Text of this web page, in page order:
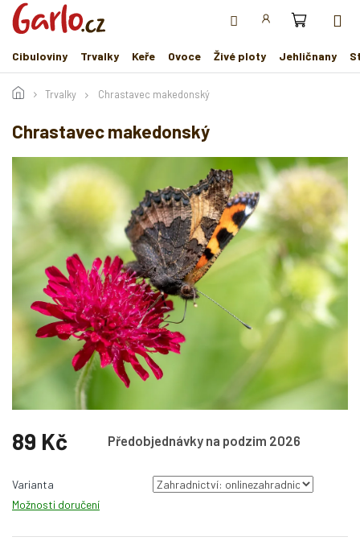
Přejít
obsah
Cibuloviny
Trvalky Keře Ovoce Živé ploty Jehličnany
Trvalky Chrastavec makedonský
Chrastavec makedonský
89 Kč Předobjednávky na podzim 2026
cena:
Varianta
Možnosti doručení